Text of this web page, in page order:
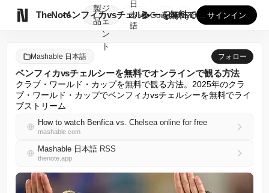
TheNote
製
品
ジ
ェ
ン
ト
ベンフィカvsチェルシーを無料でオンラインで観る方法
日
本
語
GooglePlay
AppStore サインイン
Mashable 日本語 フォロー
ベンフィカvsチェルシーを無料でオンラインで観る方法
クラブ・ワールド・カップを無料で観る方法。2025年のクラ
ブ・ワールド・カップでベンフィカvsチェルシーを無料でライ
ブストリーム
How to watch Benfica vs. Chelsea online for free
mashable.com
Mashable 日本語 RSS
thenote.app